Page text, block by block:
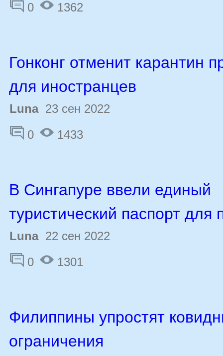
0
1362
Гонконг отменит карантин
для иностранцев
Luna23 сен 2022
0
1433
В Сингапуре ввели единый
туристический паспорт для
Luna22 сен 2022
0
1301
Филиппины упростят
ограничения